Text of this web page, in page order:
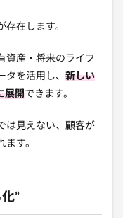
存在します。
資産・将来のライフ
タを活用し、 新しい
展開できます。
は見えない、顧客が
す。
”